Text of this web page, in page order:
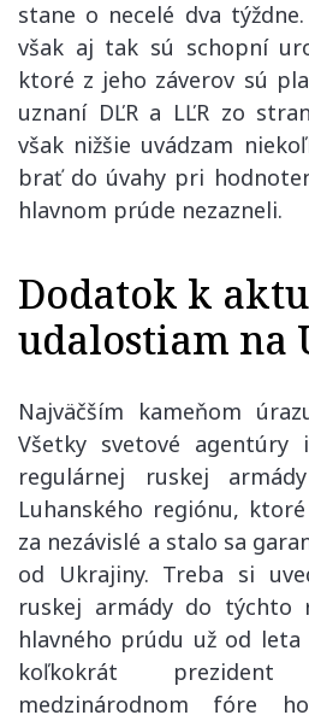
stane o necelé dva
však aj tak sú schopní
ktoré z jeho záverov sú
uznaní DĽR a LĽR zo
však nižšie uvádzam
brať do úvahy pri
hlavnom prúde nezazneli.
Dodatok k
udalostiam na
Najväčším kameňom
Všetky svetové
regulárnej ruskej
Luhanského regiónu,
za nezávislé a stalo sa
od Ukrajiny. Treba si
ruskej armády do týchto
hlavného prúdu už od leta
koľkokrát
medzinárodnom fóre